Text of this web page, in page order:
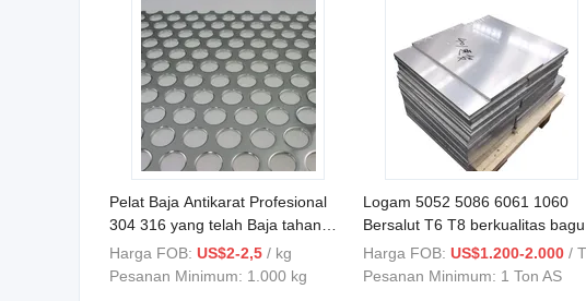
Pelat Baja Antikarat Profesional
304 316 yang telah Baja tahan
Karat
Harga FOB: US$2-2,5 / kg
Pesanan Minimum: 1.000 kg
Logam 5052 5086 6061 1060
Bersalut T6 T8 berkualitas bagus
Pelat Lembar untuk tinggal
Aluminium Aluminium 0,5 mm
Harga FOB: US$1.200-2.000 / Ton AS
Pesanan Minimum: 1 Ton AS